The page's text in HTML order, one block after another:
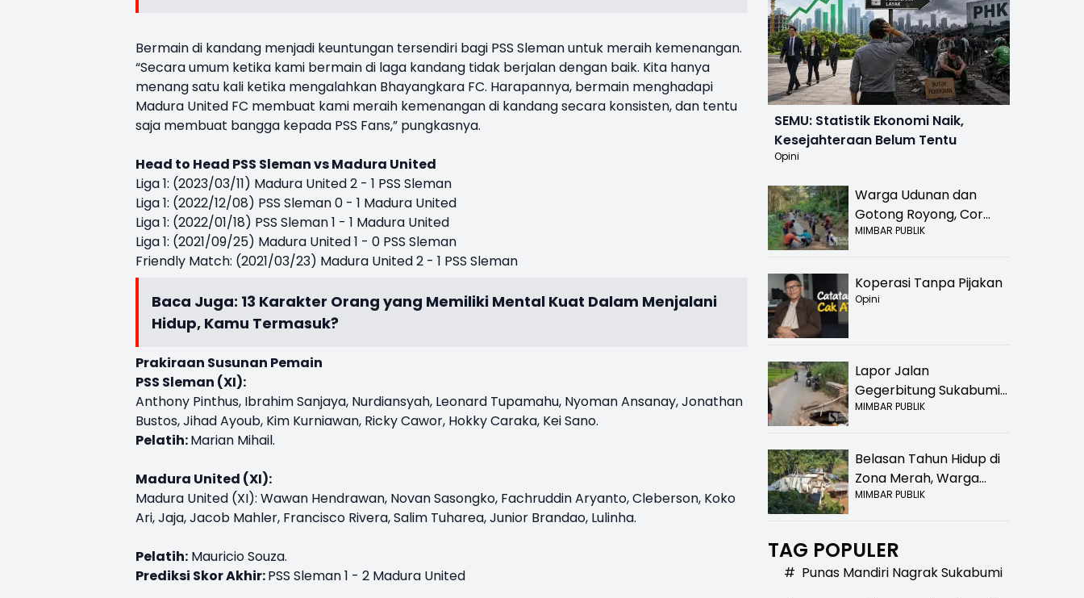
Bermain di kandang menjadi keuntungan tersendiri bagi PSS Sleman untuk meraih kemenangan.
“Secara umum ketika kami bermain di laga kandang tidak berjalan dengan baik. Kita hanya
menang satu kali ketika mengalahkan Bhayangkara FC. Harapannya, bermain menghadapi
Madura United FC membuat kami meraih kemenangan di kandang secara konsisten, dan tentu
saja membuat bangga kepada PSS Fans,” pungkasnya.
Head to Head PSS Sleman vs Madura United
Liga 1: (2023/03/11) Madura United 2 - 1 PSS Sleman
Liga 1: (2022/12/08) PSS Sleman 0 - 1 Madura United
Liga 1: (2022/01/18) PSS Sleman 1 - 1 Madura United
Liga 1: (2021/09/25) Madura United 1 - 0 PSS Sleman
Friendly Match: (2021/03/23) Madura United 2 - 1 PSS Sleman
Baca Juga: 13 Karakter Orang yang Memiliki Mental Kuat Dalam Menjalani
Hidup, Kamu Termasuk?
Prakiraan Susunan Pemain
PSS Sleman (XI):
Anthony Pinthus, Ibrahim Sanjaya, Nurdiansyah, Leonard Tupamahu, Nyoman Ansanay, Jonathan
Bustos, Jihad Ayoub, Kim Kurniawan, Ricky Cawor, Hokky Caraka, Kei Sano.
Pelatih:Marian Mihail.
Madura United (XI):
Madura United (XI): Wawan Hendrawan, Novan Sasongko, Fachruddin Aryanto, Cleberson, Koko
Ari, Jaja, Jacob Mahler, Francisco Rivera, Salim Tuharea, Junior Brandao, Lulinha.
Pelatih: Mauricio Souza.
Prediksi Skor Akhir:PSS Sleman 1 - 2 Madura United
SEMU: Statistik Ekonomi Naik,
Kesejahteraan Belum Tentu
Opini
Warga Udunan dan
Gotong Royong, Cor
Jalan Hancur di
MIMBAR PUBLIK
Koperasi Tanpa Pijakan
Opini
Lapor Jalan
Gegerbitung Sukabumi
Bolong! Bahaya Bagi
MIMBAR PUBLIK
Belasan Tahun Hidup di
Zona Merah, Warga
Kampung Nangewer
Relokasi
MIMBAR PUBLIK
TAG POPULER
# Punas Mandiri Nagrak Sukabumi